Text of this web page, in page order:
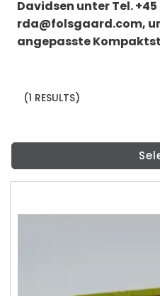
Davidsen unter Tel. +45
rda@folsgaard.com,
angepasste
(1 RESULTS)